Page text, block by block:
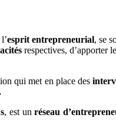
esprit entrepreneurial, se
respectives, d’apporter
qui met en place des
, est unréseau